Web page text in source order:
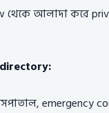
থেকে আলাদা করে
emergency